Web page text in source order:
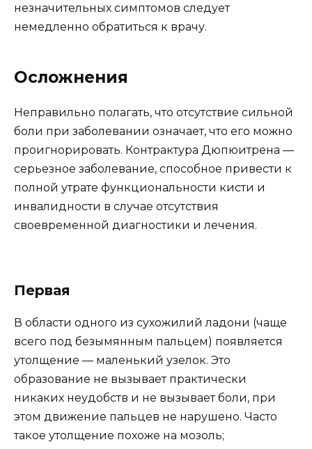
незначительных симптомов следует
немедленно обратиться к врачу.
Осложнения
Неправильно полагать, что отсутствие сильной
боли при заболевании означает, что его можно
проигнорировать. Контрактура Дюпюитрена —
серьезное заболевание, способное привести к
полной утрате функциональности кисти и
инвалидности в случае отсутствия
своевременной диагностики и лечения.
Первая
В области одного из сухожилий ладони (чаще
всего под безымянным пальцем) появляется
утолщение — маленький узелок. Это
образование не вызывает практически
никаких неудобств и не вызывает боли, при
этом движение пальцев не нарушено. Часто
такое утолщение похоже на мозоль;